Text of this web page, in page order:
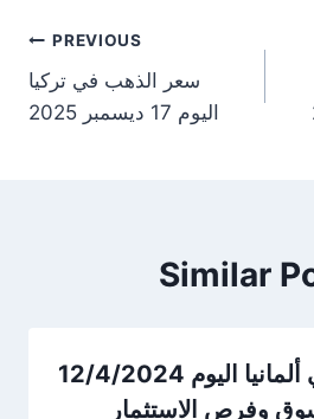
PREVIOUS
سعر الذهب في تركيا
اليوم 17 ديسمبر 2025
Similar
أسعار الذهب في ألمانيا اليوم 12/4/2024
وفرص الاستثمار